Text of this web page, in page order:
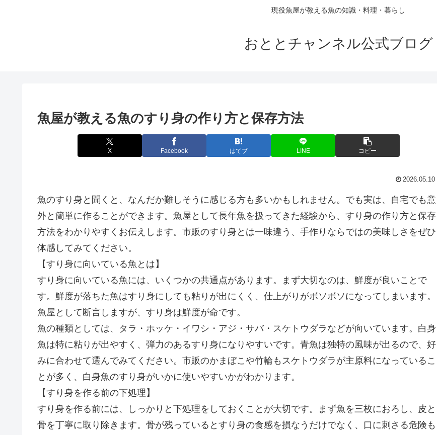
現役魚屋が教える魚の知識・料理・暮らし
おととチャンネル公式ブログ
魚屋が教える魚のすり身の作り方と保存方法
X Facebook はてブ LINE コピー
2026.05.10
魚のすり身と聞くと、なんだか難しそうに感じる方も多いかもしれません。でも実は、自宅でも意
外と簡単に作ることができます。魚屋として長年魚を扱ってきた経験から、すり身の作り方と保存
方法をわかりやすくお伝えします。市販のすり身とは一味違う、手作りならではの美味しさをぜひ
体感してみてください。
【すり身に向いている魚とは】
すり身に向いている魚には、いくつかの共通点があります。まず大切なのは、鮮度が良いことで
す。鮮度が落ちた魚はすり身にしても粘りが出にくく、仕上がりがボソボソになってしまいます。
魚屋として断言しますが、すり身は鮮度が命です。
魚の種類としては、タラ・ホッケ・イワシ・アジ・サバ・スケトウダラなどが向いています。白身
魚は特に粘りが出やすく、弾力のあるすり身になりやすいです。青魚は独特の風味が出るので、好
みに合わせて選んでみてください。市販のかまぼこや竹輪もスケトウダラが主原料になっているこ
とが多く、白身魚のすり身がいかに使いやすいかがわかります。
【すり身を作る前の下処理】
すり身を作る前には、しっかりと下処理をしておくことが大切です。まず魚を三枚におろし、皮と
骨を丁寧に取り除きます。骨が残っているとすり身の食感を損なうだけでなく、口に刺さる危険も